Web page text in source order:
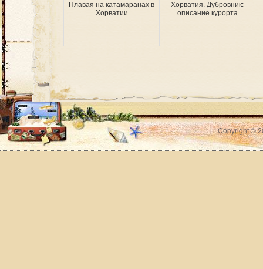
Плавая на катамаранах в
Хорватии
Хорватия. Дубровник:
описание курорта
Copyright ©